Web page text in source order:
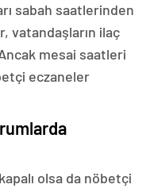
sabah saatlerinden
vatandaşların ilaç
mesai saatleri
eczaneler
olsa da nöbetçi